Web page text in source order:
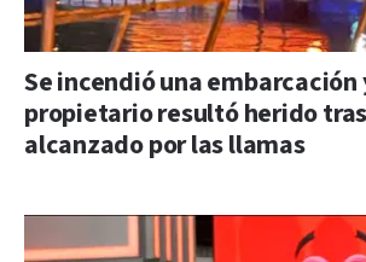
Se incendió una embarcación
propietario resultó herido
alcanzado por las llamas